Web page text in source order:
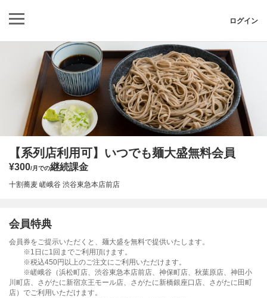
ログイン
【系列店利用可】いつでも麺大盛無料会員
¥300/月での継続課金
十割蕎麦 嵯峨谷 渋谷東急本店前店
会員特典
会員券をご提示いただくと、麺大盛を無料で提供いたします。
※1日に1回までご利用頂けます。
※税込450円以上のご注文にご利用いただけます。
※嵯峨谷（浜松町店、渋谷東急本店前店、神保町店、秋葉原店、神田小
川町店、さがたに新宿京王モール店、さがたに新橋銀座口店、さがたに田町
店）でご利用いただけます。